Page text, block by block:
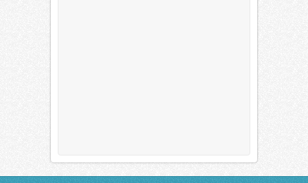
00:20:11